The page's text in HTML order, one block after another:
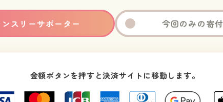
スリーサポーター 今回のみの寄付
金額ボタンを押すと決済サイトに移動します。